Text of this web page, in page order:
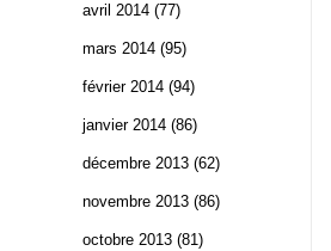
avril 2014 (77)
mars 2014 (95)
février 2014 (94)
janvier 2014 (86)
décembre 2013 (62)
novembre 2013 (86)
octobre 2013 (81)